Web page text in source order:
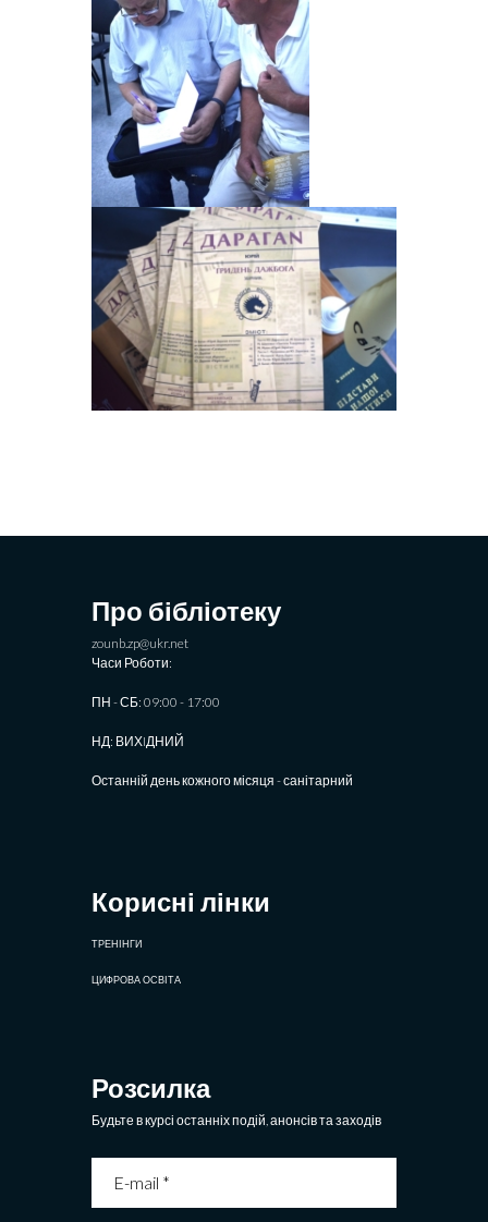
Про бібліотеку
zounb.zp@ukr.net
Часи Роботи:
ПН - СБ: 09:00 - 17:00
НД: ВИХIДНИЙ
Останній день кожного місяця - санітарний
Корисні лінки
ТРЕНІНГИ
ЦИФРОВА ОСВІТА
Розсилка
Будьте в курсі останніх подій, анонсів та заходів